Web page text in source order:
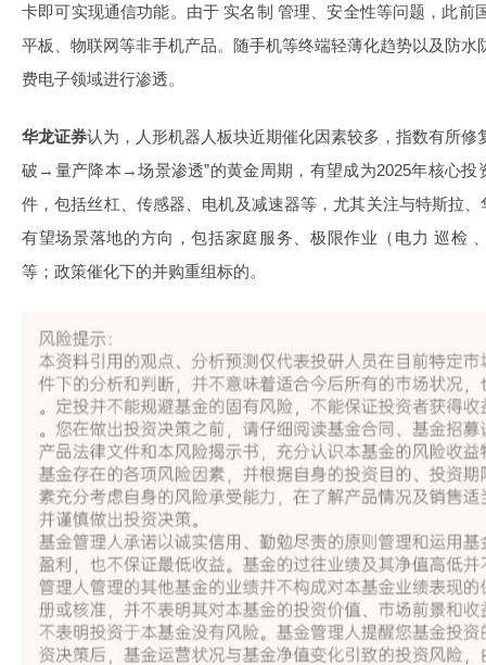
卡即可实现通信功能。由于 实名制 管理、安全性等问题，此前
平板、物联网等非手机产品。随手机等终端轻薄化趋势以及防
费电子领域进行渗透。
华龙证券认为，人形机器人板块近期催化因素较多，指数有所修
破→量产降本→场景渗透”的黄金周期，有望成为2025年核心投
件，包括丝杠、传感器、电机及减速器等，尤其关注与特斯拉
有望场景落地的方向，包括家庭服务、极限作业（电力 巡检
等；政策催化下的并购重组标的。